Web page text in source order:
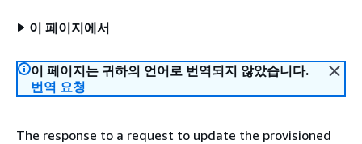
이 페이지에서
이 페이지는 귀하의 언어로 번역되지 않았습니다.
번역 요청
The response to a request to update the provisioned